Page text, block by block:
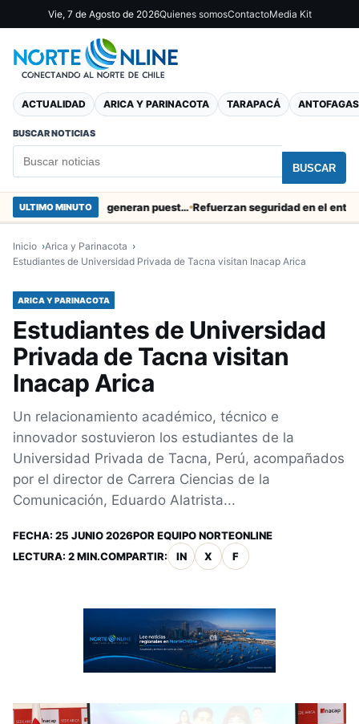
Vie, 7 de Agosto de 2026Quienes somosContactoMedia Kit
ACTUALIDAD ARICA Y PARINACOTA TARAPACÁ
BUSCAR NOTICIAS
BUSCAR
ULTIMO MINUTO Obras de Aguas del Altiplano en Arica generan puestos de trabajo Refuerzan seguridad en el entorno
Inicio
Arica y Parinacota
Estudiantes de Universidad Privada de Tacna visitan Inacap Arica
ARICA Y PARINACOTA
Estudiantes de Universidad
Privada de Tacna visitan
Inacap Arica
Un relacionamiento académico, técnico e
innovador sostuvieron los estudiantes de la
Universidad Privada de Tacna, Perú, acompañados
por el director de Carrera Ciencias de la
Comunicación, Eduardo Alatrista...
FECHA: 25 JUNIO 2026POR EQUIPO NORTEONLINE
LECTURA: 2 MIN.COMPARTIR: IN X F